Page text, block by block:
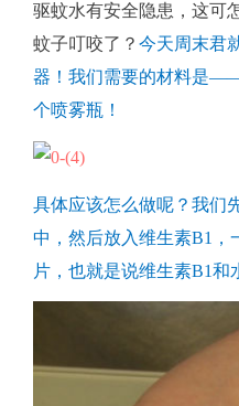
驱蚊水有安全隐患，这可
蚊子叮咬了？ 今天周末君
器！我们需要的材料是
个喷雾瓶！
具体应该怎么做呢？我们
中，然后放入维生素B1，
片，也就是说维生素B1和